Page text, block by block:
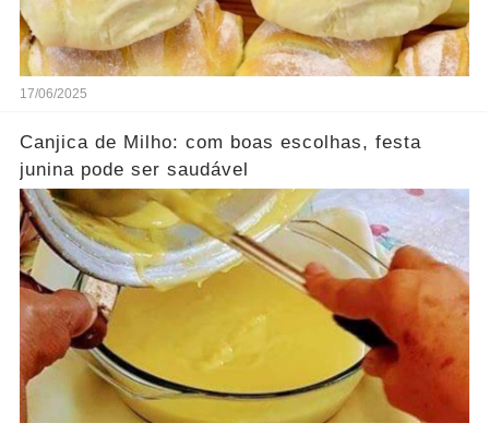
17/06/2025
Canjica de Milho: com boas escolhas, festa
junina pode ser saudável